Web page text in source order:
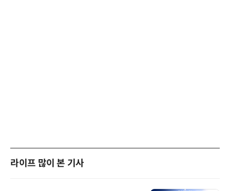
라이프 많이 본 기사